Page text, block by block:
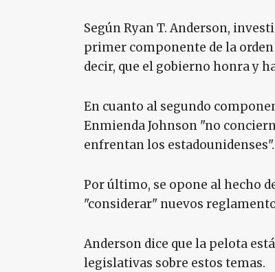
Según Ryan T. Anderson,
primer componente de la
decir, que el gobierno honra y
En cuanto al segundo
Enmienda Johnson "no
enfrentan los estadounidenses".
Por último, se opone al hecho
"considerar" nuevos
Anderson dice que la pelota
legislativas sobre estos temas.